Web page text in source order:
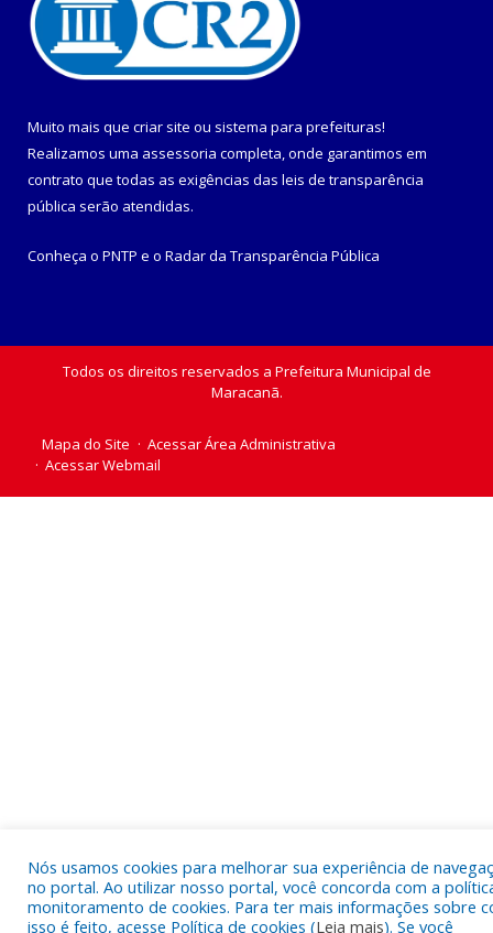
Muito mais que criar site ou sistema para prefeituras!
Realizamos uma assessoria completa, onde garantimos em
contrato que todas as exigências das leis de transparência
pública serão atendidas.
Conheça o PNTP e o Radar da Transparência Pública
Todos os direitos reservados a Prefeitura Municipal de
Maracanã.
Mapa do Site
Acessar Área Administrativa
Acessar Webmail
Nós usamos cookies para melhorar sua experiência de
no portal. Ao utilizar nosso portal, você concorda com a
monitoramento de cookies. Para ter mais informações sobre
isso é feito, acesse Política de cookies (Leia mais). Se você